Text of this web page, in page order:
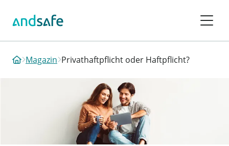
Magazin Privathaftpflicht oder Haftpflicht?